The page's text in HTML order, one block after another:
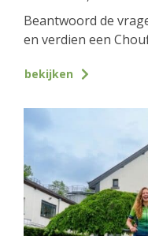
Beantwoord de
en verdien een
bekijken